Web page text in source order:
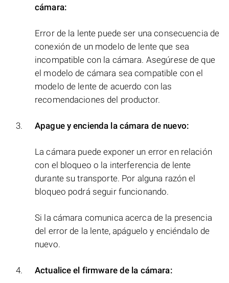
cámara:
Error de la lente puede ser una consecuencia de
conexión de un modelo de lente que sea
incompatible con la cámara. Asegúrese de que
el modelo de cámara sea compatible con el
modelo de lente de acuerdo con las
recomendaciones del productor.
Apague y encienda la cámara de nuevo:
La cámara puede exponer un error en relación
con el bloqueo o la interferencia de lente
durante su transporte. Por alguna razón el
bloqueo podrá seguir funcionando.
Si la cámara comunica acerca de la presencia
del error de la lente, apáguelo y enciéndalo de
nuevo.
Actualice el firmware de la cámara: